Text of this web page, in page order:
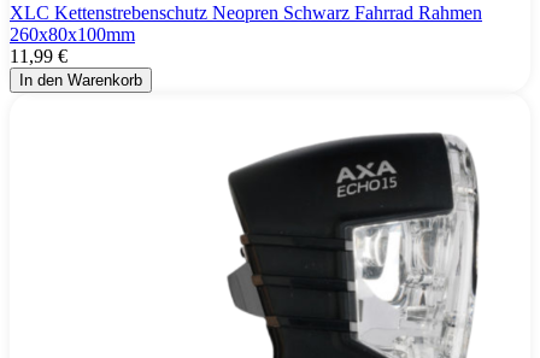
XLC Kettenstrebenschutz Neopren Schwarz Fahrrad Rahmen
260x80x100mm
11,99 €
In den Warenkorb